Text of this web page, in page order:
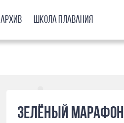
Архив Школа плавания
Зелёный марафон